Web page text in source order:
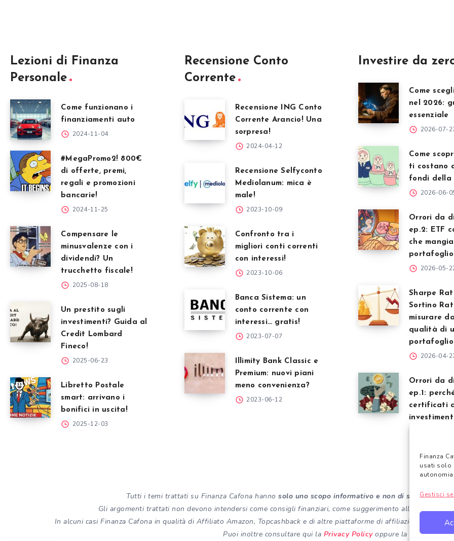
Finanza
usati solo
Gestisci
Lezioni di Finanza
Personale
Come funzionano i
finanziamenti auto
2024-11-04
#MegaPromo2! 800€
di offerte, premi,
regali e promozioni
bancarie!
2024-11-25
Compensare le
minusvalenze con i
dividendi? Un
trucchetto fiscale!
2025-08-18
Un prestito sugli
investimenti? Guida al
Credit Lombard
Fineco!
2025-06-23
Libretto Postale
smart: arrivano i
bonifici in uscita!
2025-12-03
Recensione Conto
Corrente
Recensione ING Conto
Corrente Arancio! Una
sorpresa!
2024-04-12
Recensione Selfyconto
Mediolanum: mica è
male!
2023-10-09
Confronto tra i
migliori conti correnti
con interessi!
2023-10-06
Banca Sistema: un
conto corrente con
interessi… gratis!
2023-07-07
Illimity Bank Classic e
Premium: nuovi piani
meno convenienza?
2023-06-12
Investire da
Come
nel 2026:
essenziale
2026-07-
Come
ti costano
fondi della
2026-06-
Orrori da
ep.2: ETF
che
portafoglio
2026-05-
Sharpe
Sortino
misurare
qualità di
portafoglio
2026-04-
Orrori da
ep.1:
certificati
Tutti i temi trattati su Finanza Cafona hanno solo uno scopo informativo e non di sostituzione
Gli argomenti trattati non devono intendersi come consigli finanziari, come suggerimento alla vendita o
In alcuni casi Finanza Cafona in qualità di Affiliato Amazon, Topcashback e di altre piattaforme di affiliazione
Puoi inoltre consultare qui la Privacy Policyoppure la Cookie